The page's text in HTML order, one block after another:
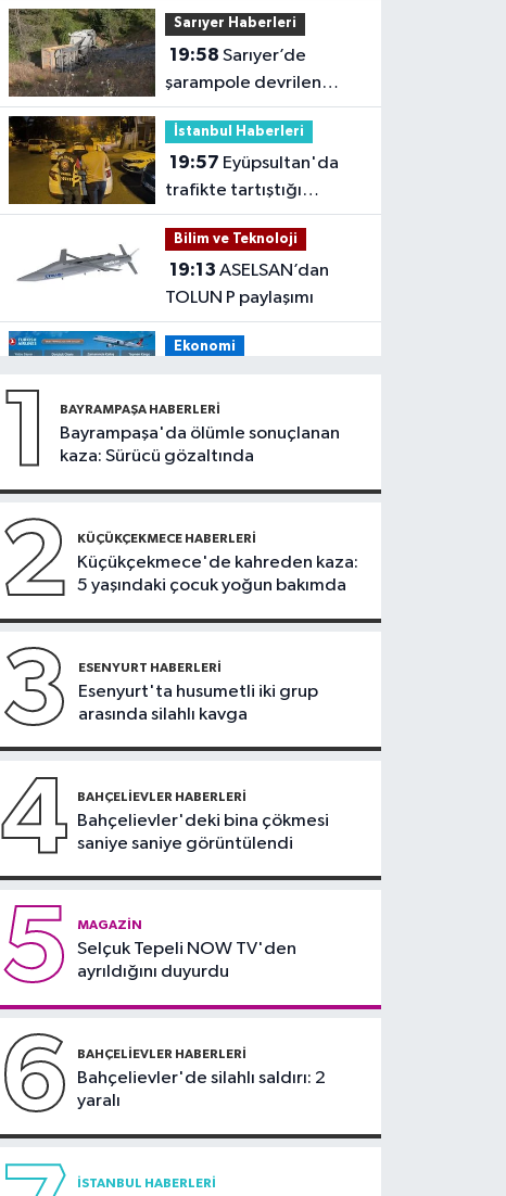
Sarıyer Haberleri
19:58
şarampole devrilen
hafriyat kamyonunun
şoförü yaralandı
İstanbul Haberleri
19:57
trafikte tartıştığı
sürücünün önünü kesip
tehdit eden saldırgana
180 bin lira ceza
Bilim ve Teknoloji
19:13
TOLUN P paylaşımı
Ekonomi
ayında 9,5 milyon yolcu
taşıdı
Bilim ve Teknoloji
nesil uydulara taşınıyor
Otomobil
19:03Motosiklet
deneyimi denize
Güncel
19:00'Çerçeve yasa'
teklifi komisyonda
1 BAYRAMPAŞA HABERLERI
Bayrampaşa'da ölümle sonuçlanan
kaza: Sürücü gözaltında
2 KÜÇÜKÇEKMECE HABERLERI
Küçükçekmece'de kahreden kaza:
5 yaşındaki çocuk yoğun bakımda
3 ESENYURT HABERLERI
Esenyurt'ta husumetli iki grup
arasında silahlı kavga
4 BAHÇELIEVLER HABERLERI
Bahçelievler'deki bina çökmesi
saniye saniye görüntülendi
5 MAGAZIN
Selçuk Tepeli NOW TV'den
ayrıldığını duyurdu
6 BAHÇELIEVLER HABERLERI
Bahçelievler'de silahlı saldırı: 2
yaralı
İSTANBUL HABERLERI